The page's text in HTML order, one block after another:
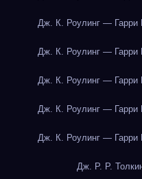
Дж. К. Роулинг — Гарри
Дж. К. Роулинг — Гарри
Дж. К. Роулинг — Гарри
Дж. К. Роулинг — Гарри
Дж. К. Роулинг — Гарри
Дж. Р. Р.